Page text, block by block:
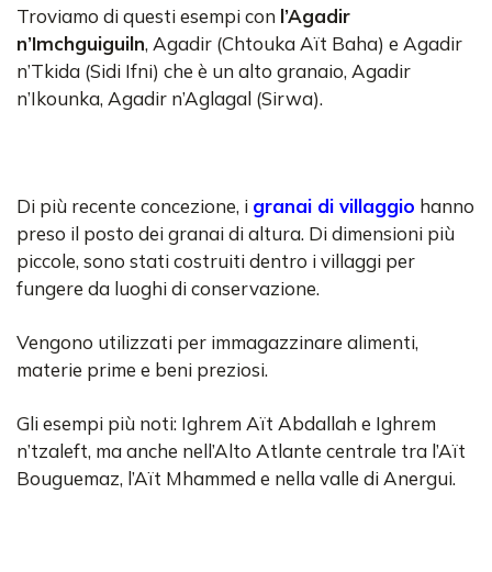
Troviamo di questi esempi con l’Agadir
n’Imchguiguiln, Agadir (Chtouka Aït Baha) e Agadir
n’Tkida (Sidi Ifni) che è un alto granaio, Agadir
n’Ikounka, Agadir n’Aglagal (Sirwa).
Di più recente concezione, i granai di villaggio hanno
preso il posto dei granai di altura. Di dimensioni più
piccole, sono stati costruiti dentro i villaggi per
fungere da luoghi di conservazione.
Vengono utilizzati per immagazzinare alimenti,
materie prime e beni preziosi.
Gli esempi più noti: Ighrem Aït Abdallah e Ighrem
n’tzaleft, ma anche nell’Alto Atlante centrale tra l’Aït
Bouguemaz, l’Aït Mhammed e nella valle di Anergui.